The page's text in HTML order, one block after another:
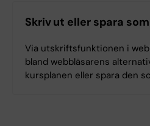
Skriv ut eller spara
Via utskriftsfunktionen i
bland webbläsarens
kursplanen eller spara den